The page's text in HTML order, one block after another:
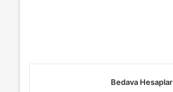
Bedava Hesaplar